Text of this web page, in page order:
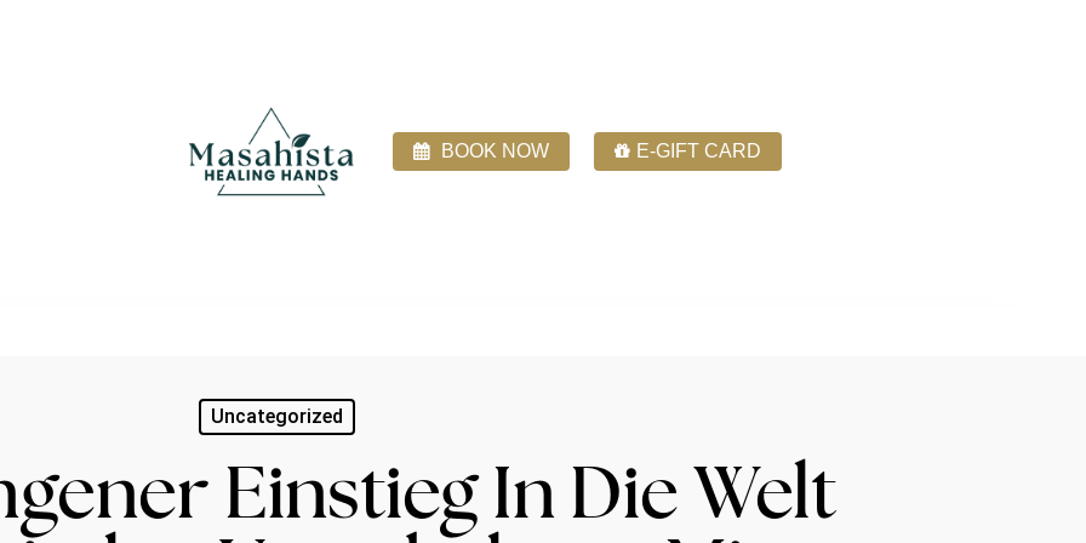
BOOK NOW E-GIFT CARD
Uncategorized
Einstieg In Die Welt